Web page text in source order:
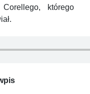
Corellego, którego